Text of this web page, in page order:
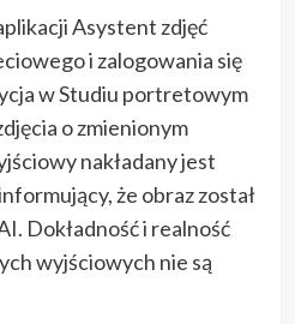
Asystent zdjęć
i zalogowania się
w Studiu portretowym
o zmienionym
nakładany jest
że obraz został
Dokładność i realność
wyjściowych nie są